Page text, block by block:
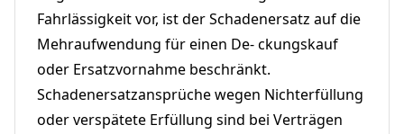
Fahrlässigkeit vor, ist der Schadenersatz auf die
Mehraufwendung für einen De- ckungskauf
oder Ersatzvornahme beschränkt.
Schadenersatzansprüche wegen Nichterfüllung
oder verspätete Erfüllung sind bei Verträgen